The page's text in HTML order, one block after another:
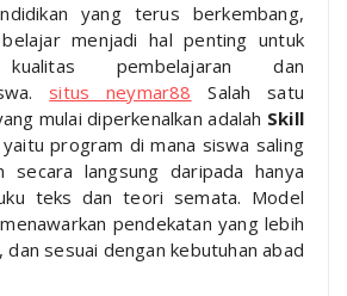
yang terus berkembang,
menjadi hal penting untuk
kualitas pembelajaran dan
situs neymar88 Salah satu
mulai diperkenalkan adalah Skill
program di mana siswa saling
secara langsung daripada hanya
teks dan teori semata. Model
pendekatan yang lebih
sesuai dengan kebutuhan abad